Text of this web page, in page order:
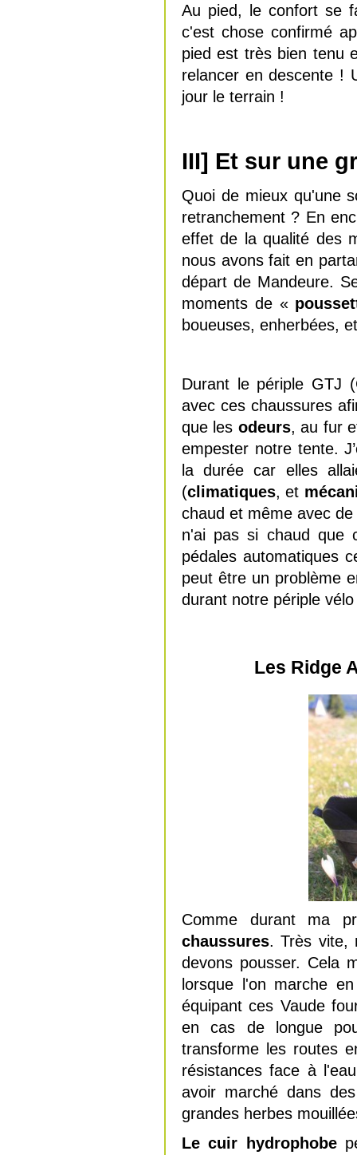
Au pied, le confort se
c'est chose confirmé
pied est très bien tenu
relancer en descente !
jour le terrain !
III] Et sur une
Quoi de mieux qu'une
retranchement ? En
effet de la qualité des
nous avons fait en
départ de Mandeure.
moments de «
boueuses, enherbées,
Durant le périple GTJ
avec ces chaussures
que les odeurs, au fur
empester notre tente.
la durée car elles
(climatiques, et
chaud et même avec
n'ai pas si chaud que
pédales automatiques
peut être un problème
durant notre périple vélo
Les Ridge
Comme durant ma
chaussures. Très vite,
devons pousser. Cela
lorsque l'on marche
équipant ces Vaude
en cas de longue
transforme les routes
résistances face à
avoir marché dans
grandes herbes
Le cuir hydrophobe